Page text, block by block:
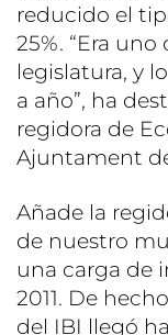
reducido el
25%. “Era
legislatura, y
a año”, ha
regidora de
Ajuntament
Añade la
de nuestro
una carga de
2011. De
del IBI llegó